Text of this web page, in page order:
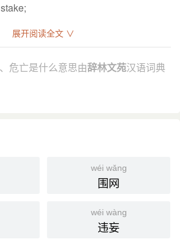
：“况将军衅非 张绣，罪异 毕諶，当
国民党》：“我们愿意和你们合作到
族于危亡。”
展开阅读全文 ∨
危亡是什么意思由辞林文苑汉语词典
wéi wǎng
围网
wéi wàng
违妄